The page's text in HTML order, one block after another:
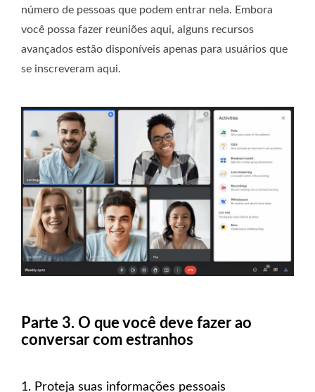
número de pessoas que podem entrar nela. Embora
você possa fazer reuniões aqui, alguns recursos
avançados estão disponíveis apenas para usuários que
se inscreveram aqui.
Parte 3. O que você deve fazer ao
conversar com estranhos
1. Proteja suas informações pessoais